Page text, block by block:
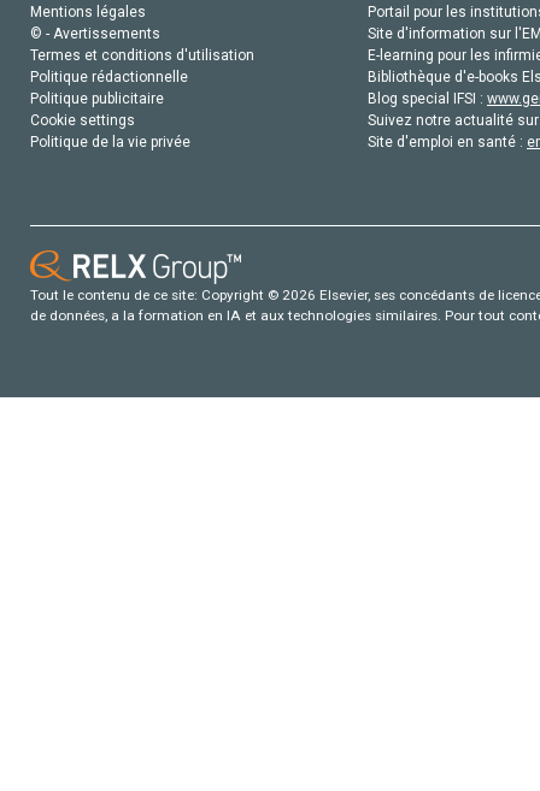
Mentions légales
© - Avertissements
Termes et conditions d'utilisation
Politique rédactionnelle
Politique publicitaire
Cookie settings
Politique de la vie privée
Portail pour les
Site d'information sur
E-learning pour les
Bibliothèque d'e-books
Blog special IFSI :
Suivez notre actualité
Site d'emploi en santé :
Tout le contenu de ce site: Copyright © 2026 Elsevier, ses concédants de
de données, a la formation en IA et aux technologies similaires. Pour tout